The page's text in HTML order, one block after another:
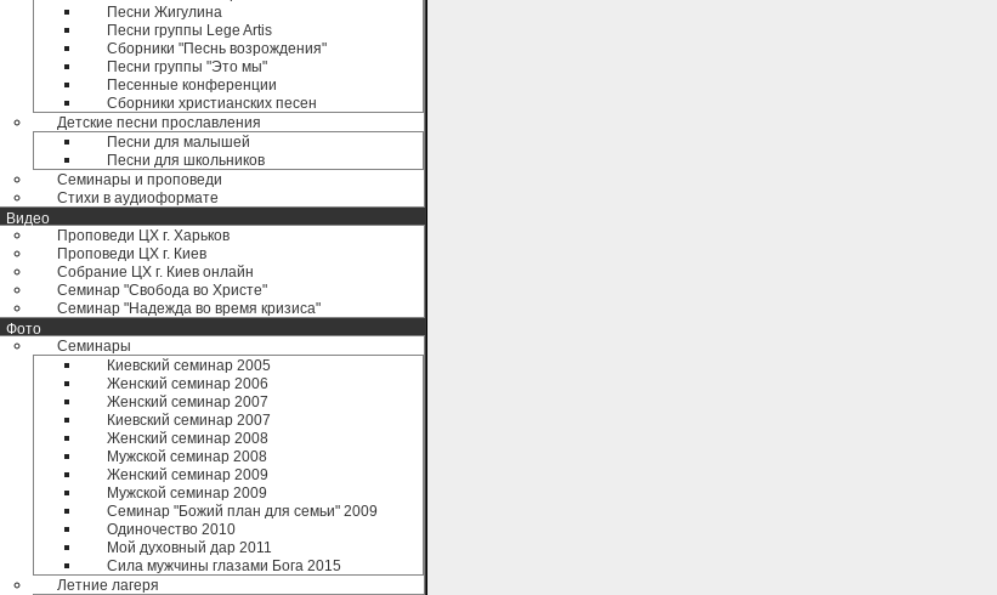
Песни Жигулина
Песни группы Lege Artis
Сборники "Песнь возрождения"
Песни группы "Это мы"
Песенные конференции
Сборники христианских песен
Детские песни прославления
Песни для малышей
Песни для школьников
Семинары и проповеди
Стихи в аудиоформате
Видео
Проповеди ЦХ г. Харьков
Проповеди ЦХ г. Киев
Собрание ЦХ г. Киев онлайн
Семинар "Свобода во Христе"
Семинар "Надежда во время кризиса"
Фото
Семинары
Киевский семинар 2005
Женский семинар 2006
Женский семинар 2007
Киевский семинар 2007
Женский семинар 2008
Мужской семинар 2008
Женский семинар 2009
Мужской семинар 2009
Семинар "Божий план для семьи" 2009
Одиночество 2010
Мой духовный дар 2011
Сила мужчины глазами Бога 2015
Летние лагеря